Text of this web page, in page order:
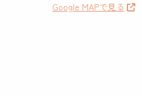
Google MAPで見る